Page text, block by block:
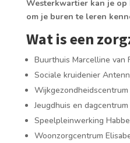
Westerkwartier kan je
om je buren te leren
Wat is een
Buurthuis Marcelline van
Sociale kruidenier
Jeugdhuis en
Speelpleinwerking
Woonzorgcentrum